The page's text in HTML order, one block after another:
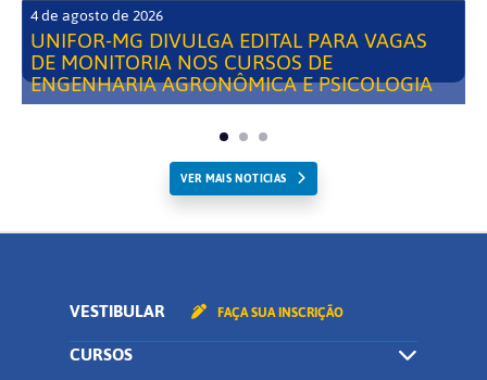
4 de agosto de 2026
UNIFOR-MG DIVULGA EDITAL PARA VAGAS
DE MONITORIA NOS CURSOS DE
ENGENHARIA AGRONÔMICA E PSICOLOGIA
VER MAIS NOTICIAS
VESTIBULAR FAÇA SUA INSCRIÇÃO
CURSOS